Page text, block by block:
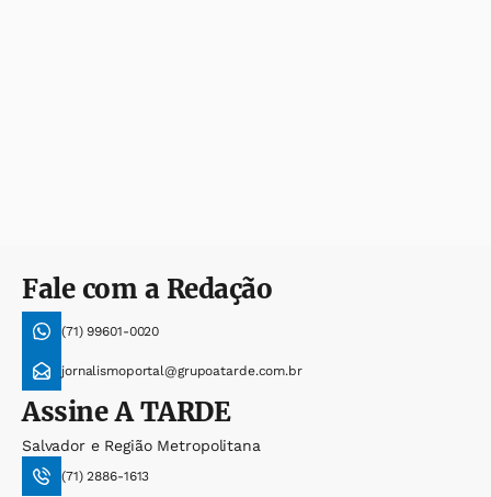
Fale com a Redação
(71) 99601-0020
jornalismoportal@grupoatarde.com.br
AssineA TARDE
Salvador e Região Metropolitana
(71) 2886-1613